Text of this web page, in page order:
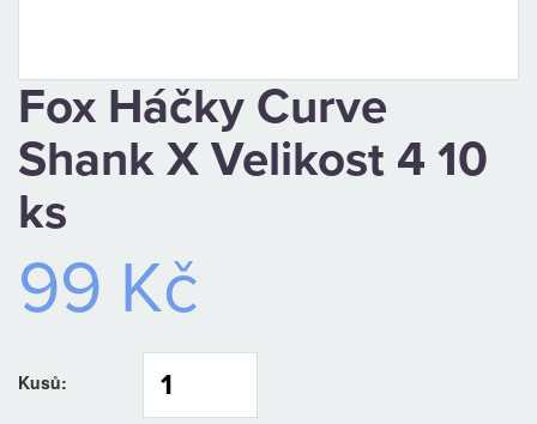
KAMENNÁ
PRODEJNA
Fox Háčky Curve
Shank X Velikost 4 10
ks
99 Kč
Kusů: